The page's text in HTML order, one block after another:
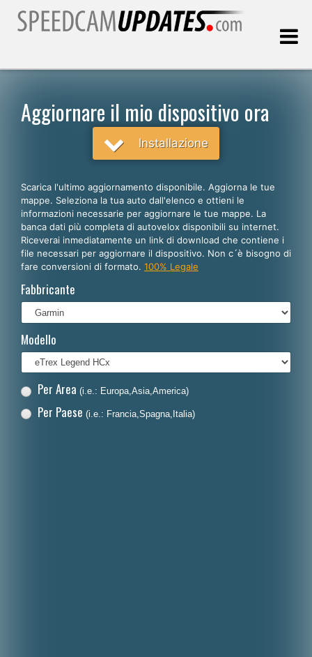
Italiano
English
Español
Deutsch
Polski
Dansk
Aggiornare il mio dispositivo ora
Installazione
Scarica l'ultimo aggiornamento disponibile. Aggiorna le tue
mappe. Seleziona la tua auto dall'elenco e ottieni le
informazioni necessarie per aggiornare le tue mappe. La
banca dati più completa di autovelox disponibili su internet.
Riceverai inmediatamente un link di download che contiene i
file necessari per aggiornare il dispositivo. Non c´è bisogno di
fare conversioni di formato. 100% Legale
Fabbricante
Modello
Per Area (i.e.: Europa,Asia,America)
Per Paese (i.e.: Francia,Spagna,Italia)